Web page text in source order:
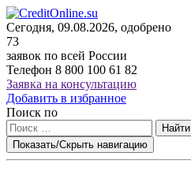
Сегодня, 09.08.2026, одобрено
73
заявок по всей России
Телефон 8 800 100 61 82
Заявка на консультацию
Добавить в избранное
Поиск по
Найти
Показать/Скрыть навигацию